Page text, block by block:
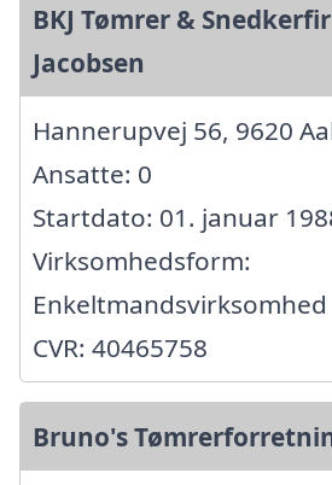
BKJ Tømrer &
Jacobsen
Hannerupvej 56, 9620
Ansatte: 0
Startdato: 01. januar
Virksomhedsform:
Enkeltmandsvirksomhed
CVR: 40465758
Bruno's